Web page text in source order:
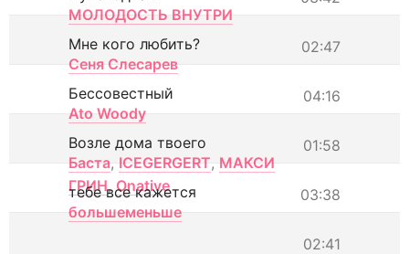
МОЛОДОСТЬ ВНУТРИ
02:47
Мне кого любить?
Сеня Слесарев
04:16
Бессовестный
Ato Woody
01:58
Возле дома твоего
Баста, ICEGERGERT, МАКСИ
ГРИН, Onative 03:38
тебе все кажется
большеменьше
02:41